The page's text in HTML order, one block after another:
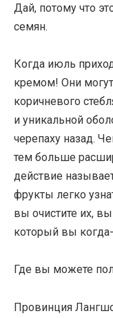
Дай, потому что
семян.
Когда июль
кремом! Они
коричневого
и уникальной
черепаху назад.
тем больше
действие
фрукты легко
вы очистите их,
который вы
Где вы можете
Провинция